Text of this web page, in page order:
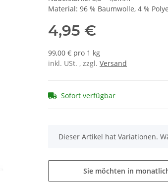
Material: 96 % Baumwolle, 4 %
4,95 €
99,00 € pro 1 kg
inkl. USt. , zzgl. Versand
Sofort verfügbar
x
Dieser Artikel hat Variationen.
Sie möchten in